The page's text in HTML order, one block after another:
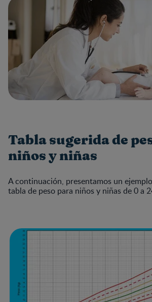
Tabla sugerida de
niños y niñas
A continuación, presentamos un
tabla de peso para niños y niñas de 0 a